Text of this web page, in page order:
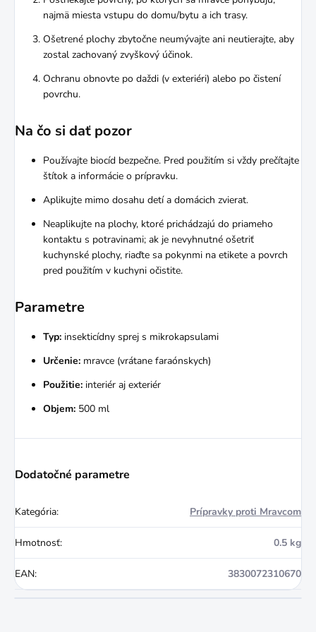
najmä miesta vstupu do domu/bytu a ich trasy.
Ošetrené plochy zbytočne neumývajte ani neutierajte, aby
zostal zachovaný zvyškový účinok.
Ochranu obnovte po daždi (v exteriéri) alebo po čistení
povrchu.
Na čo si dať pozor
Používajte biocíd bezpečne. Pred použitím si vždy prečítajte
štítok a informácie o prípravku.
Aplikujte mimo dosahu detí a domácich zvierat.
Neaplikujte na plochy, ktoré prichádzajú do priameho
kontaktu s potravinami; ak je nevyhnutné ošetriť
kuchynské plochy, riaďte sa pokynmi na etikete a povrch
pred použitím v kuchyni očistite.
Parametre
Typ: insekticídny sprej s mikrokapsulami
Určenie: mravce (vrátane faraónskych)
Použitie: interiér aj exteriér
Objem: 500 ml
Dodatočné parametre
Kategória: Prípravky proti Mravcom
Hmotnosť: 0.5 kg
EAN: 3830072310670